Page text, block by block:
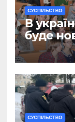
CУСПІЛЬСТВО
В
буде
CУСПІЛЬСТВО